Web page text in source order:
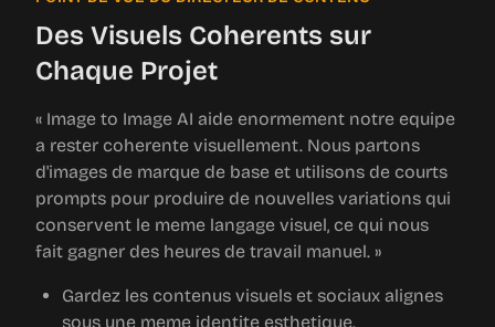
Des Visuels Coherents sur
Chaque Projet
a rester coherente visuellement. Nous partons
d'images de marque de base et utilisons de courts
prompts pour produire de nouvelles variations qui
conservent le meme langage visuel, ce qui nous
fait gagner des heures de travail manuel. »
sous une meme identite esthetique.